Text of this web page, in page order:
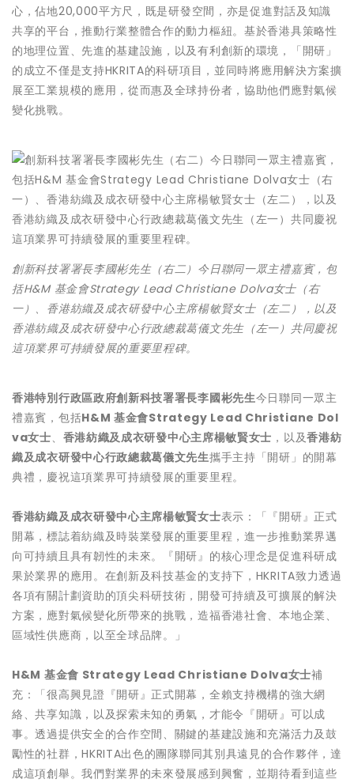
心，佔地20,000平方尺，既是研發空間，亦是促進對話及知識
共享的平台，推動行業整體合作的動力樞紐。基於香港具策略性
的地理位置、先進的基建設施，以及有利創新的環境，「開研」
的成立不僅是支持HKRITA的科研項目，並同時將應用解決方案擴
展至工業規模的應用，從而惠及全球持份者，協助他們應對氣候
變化挑戰。
創新科技署署長李國彬先生（右二）今日聯同一眾主禮嘉賓，包
括H&M 基金會Strategy Lead Christiane Dolva女士（右
一）、香港紡織及成衣研發中心主席楊敏賢女士（左二），以及
香港紡織及成衣研發中心行政總裁葛儀文先生（左一）共同慶祝
這項業界可持續發展的重要里程碑。
香港特別行政區政府創新科技署署長李國彬先生今日聯同一眾主
禮嘉賓，包括H&M基金會Strategy Lead Christiane Dol
va女士、 香港紡織及成衣研發中心主席楊敏賢女士 ，以及香港紡
織及成衣研發中心行政總裁葛儀文先生攜手主持「開研」的開幕
典禮，慶祝這項業界可持續發展的重要里程。
香港紡織及成衣研發中心主席楊敏賢女士表示：「『開研』正式
開幕，標誌着紡織及時裝業發展的重要里程，進一步推動業界邁
向可持續且具有韌性的未來。『開研』的核心理念是促進科研成
果於業界的應用。在創新及科技基金的支持下，HKRITA致力透過
各項有關計劃資助的頂尖科研技術，開發可持續及可擴展的解決
方案，應對氣候變化所帶來的挑戰，造福香港社會、本地企業、
區域性供應商，以至全球品牌。」
H&M 基金會 Strategy Lead Christiane Dolva女士補
充：「很高興見證『開研』正式開幕，全賴支持機構的強大網
絡、共享知識，以及探索未知的勇氣，才能令『開研』可以成
事。透過提供安全的合作空間、關鍵的基建設施和充滿活力及鼓
勵性的社群，HKRITA出色的團隊聯同其別具遠見的合作夥伴，達
成這項創舉。我們對業界的未來發展感到興奮，並期待看到這些